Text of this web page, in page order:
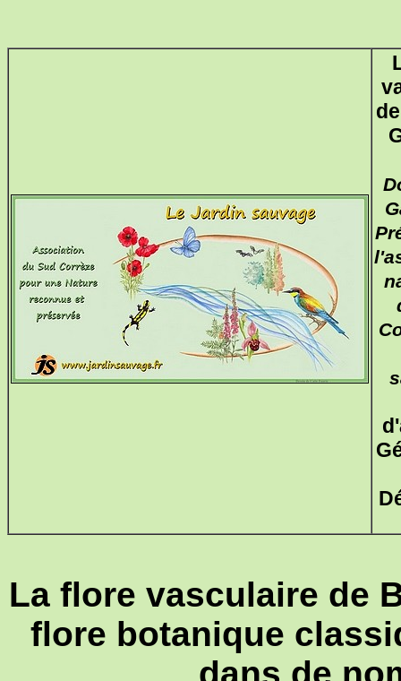
La flore vasculaire de
flore botanique